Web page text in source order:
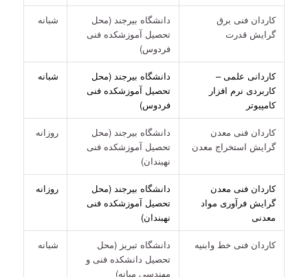
کاردان فنی برق
گرایش قدرت
دانشگاه بیرجند (محل
تحصیل آموزشکده فنی
فردوس)
شبانه
کاردانی علمی –
کاربردی نرم افزار
کامپیوتر
دانشگاه بیرجند (محل
تحصیل آموزشکده فنی
فردوس)
شبانه
کاردان فنی معدن
گرایش استخراج معدن
دانشگاه بیرجند (محل
تحصیل آموزشکده فنی
نهبندان)
روزانه
کاردان فنی معدن
گرایش فرآوری مواد
معدنی
دانشگاه بیرجند (محل
تحصیل آموزشکده فنی
نهبندان)
روزانه
کاردان فنی خط وابنیه
دانشگاه تبریز (محل
تحصیل دانشکده فنی و
مهندسی میانه)
شبانه